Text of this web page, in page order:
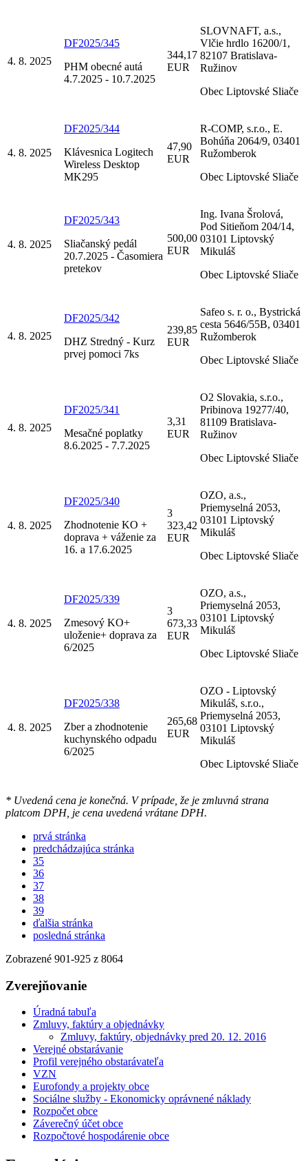
4. 8. 2025
DF2025/345
PHM obecné autá
4.7.2025 - 10.7.2025
344,17
EUR
SLOVNAFT, a.s.,
Vlčie hrdlo 16200/1,
82107 Bratislava-
Ružinov
Obec Liptovské Sliače
4. 8. 2025
DF2025/344
Klávesnica Logitech
Wireless Desktop
MK295
47,90
EUR
R-COMP, s.r.o., E.
Bohúňa 2064/9, 03401
Ružomberok
Obec Liptovské Sliače
4. 8. 2025
DF2025/343
Sliačanský pedál
20.7.2025 - Časomiera
pretekov
500,00
EUR
Ing. Ivana Šrolová,
Pod Sitieňom 204/14,
03101 Liptovský
Mikuláš
Obec Liptovské Sliače
4. 8. 2025
DF2025/342
DHZ Stredný - Kurz
prvej pomoci 7ks
239,85
EUR
Safeo s. r. o., Bystrická
cesta 5646/55B, 03401
Ružomberok
Obec Liptovské Sliače
4. 8. 2025
DF2025/341
Mesačné poplatky
8.6.2025 - 7.7.2025
3,31
EUR
O2 Slovakia, s.r.o.,
Pribinova 19277/40,
81109 Bratislava-
Ružinov
Obec Liptovské Sliače
4. 8. 2025
DF2025/340
Zhodnotenie KO +
doprava + váženie za
16. a 17.6.2025
3
323,42
EUR
OZO, a.s.,
Priemyselná 2053,
03101 Liptovský
Mikuláš
Obec Liptovské Sliače
4. 8. 2025
DF2025/339
Zmesový KO+
uloženie+ doprava za
6/2025
3
673,33
EUR
OZO, a.s.,
Priemyselná 2053,
03101 Liptovský
Mikuláš
Obec Liptovské Sliače
4. 8. 2025
DF2025/338
Zber a zhodnotenie
kuchynského odpadu
6/2025
265,68
EUR
OZO - Liptovský
Mikuláš, s.r.o.,
Priemyselná 2053,
03101 Liptovský
Mikuláš
Obec Liptovské Sliače
* Uvedená cena je konečná. V prípade, že je zmluvná strana
platcom DPH, je cena uvedená vrátane DPH.
prvá stránka
predchádzajúca stránka
35
36
37
38
39
ďalšia stránka
posledná stránka
Zobrazené 901-925 z 8064
Zverejňovanie
Úradná tabuľa
Zmluvy, faktúry a objednávky
Zmluvy, faktúry, objednávky pred 20. 12. 2016
Verejné obstarávanie
Profil verejného obstarávateľa
VZN
Eurofondy a projekty obce
Sociálne služby - Ekonomicky oprávnené náklady
Rozpočet obce
Záverečný účet obce
Rozpočtové hospodárenie obce